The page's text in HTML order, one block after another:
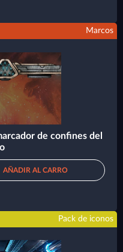
Marcos
de confines del
AÑADIR AL CARRO
Pack de iconos